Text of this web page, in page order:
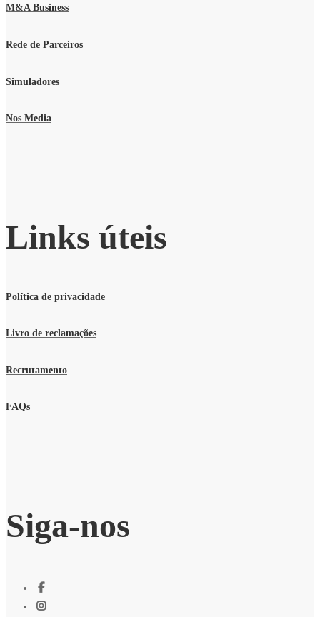
M&A Business
Rede de Parceiros
Simuladores
Nos Media
Links úteis
Política de privacidade
Livro de reclamações
Recrutamento
FAQs
Siga-nos